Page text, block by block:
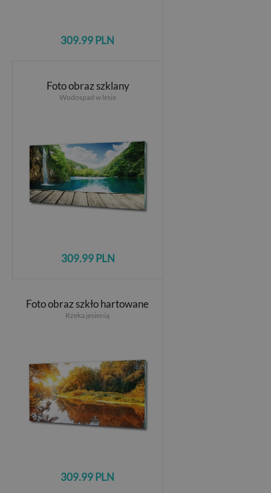
309.99 PLN
Foto obraz szklany
Wodospad w lesie
309.99 PLN
Foto obraz szkło hartowane
Rzeka jesienią
309.99 PLN